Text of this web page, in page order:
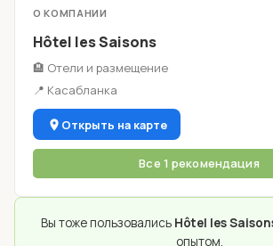
О КОМПАНИИ
Hôtel les Saisons
🏨 Отели и размещение
📍 Касабланка
Открыть на карте
Все 1 рекомендация
Вы тоже пользовались Hôtel les
опытом.